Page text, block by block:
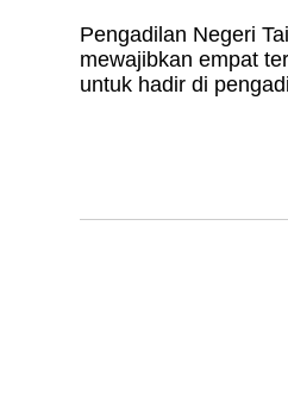
Pengadilan Negeri
mewajibkan empat
untuk hadir di